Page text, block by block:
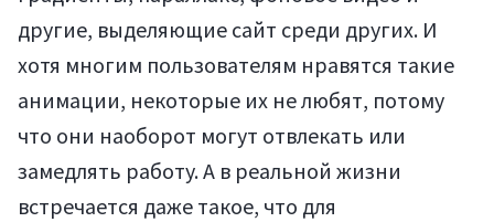
другие, выделяющие сайт среди других. И
хотя многим пользователям нравятся такие
анимации, некоторые их не любят, потому
что они наоборот могут отвлекать или
замедлять работу. А в реальной жизни
встречается даже такое, что для